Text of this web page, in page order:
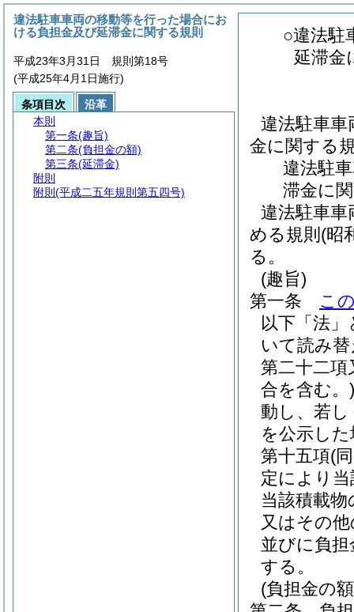
○違法駐
延滞金
違法駐車
金に関する
違法駐
滞金に
違法駐車
める規則(昭
る。
(趣旨)
第一条
こ
以下「法
いて読み
第二十二
合を含む。)
動し、若
を公示し
第十五項(
定により
当該積載
又はその
並びに負
する。
(負担金の
違法駐車車両の移動等を行った場合にお
ける負担金及び延滞金に関する規則
平成23年3月31日 規則第18号
(平成25年4月1日施行)
条項目次
沿革
本則
第一条(趣旨)
第二条(負担金の額)
第三条(延滞金)
附則
附則 (平成二五年規則第五四号)